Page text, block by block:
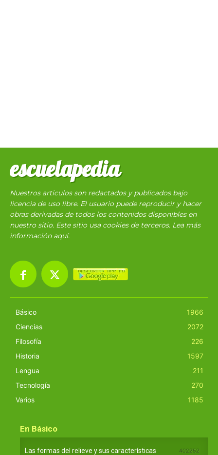
escuelapedia
Nuestros articulos son redactados y publicados bajo
licencia de uso libre. El usuario puede reproducir y hacer
obras derivadas de todos los contenidos disponibles en
nuestro sitio. Este sitio usa cookies de terceros. Lea más
información aquí.
Básico
1966
Ciencias
2072
Filosofía
226
Historia
1597
Lengua
211
Tecnología
270
Varios
1185
En Básico
Las formas del relieve y sus características 402252